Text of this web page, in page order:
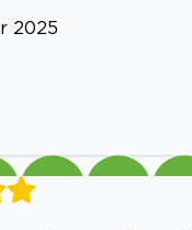
2025